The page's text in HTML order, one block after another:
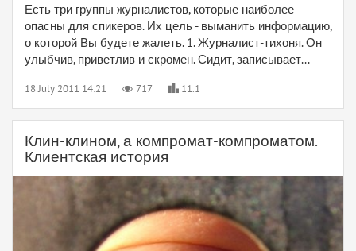
Есть три группы журналистов, которые наиболее
опасны для спикеров. Их цель - выманить информацию,
о которой Вы будете жалеть. 1. Журналист-тихоня. Он
улыбчив, приветлив и скромен. Сидит, записывает...
18 July 2011 14:21 717 11.1
Клин-клином, а компромат-компроматом.
Клиентская история